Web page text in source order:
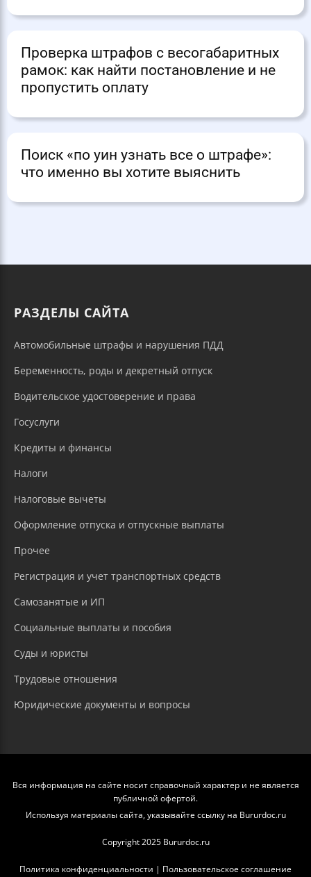
Проверка штрафов с весогабаритных
рамок: как найти постановление и не
пропустить оплату
Поиск «по уин узнать все о штрафе»:
что именно вы хотите выяснить
РАЗДЕЛЫ САЙТА
Автомобильные штрафы и нарушения ПДД
Беременность, роды и декретный отпуск
Водительское удостоверение и права
Госуслуги
Кредиты и финансы
Налоги
Налоговые вычеты
Оформление отпуска и отпускные выплаты
Прочее
Регистрация и учет транспортных средств
Самозанятые и ИП
Социальные выплаты и пособия
Суды и юристы
Трудовые отношения
Юридические документы и вопросы
Вся информация на сайте носит справочный характер и не является
публичной офертой.
Используя материалы сайта, указывайте ссылку на Bururdoc.ru
Copyright 2025 Bururdoc.ru
Политика конфиденциальности | Пользовательское соглашение